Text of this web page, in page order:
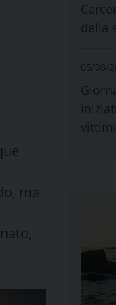
ma
della
05/08/